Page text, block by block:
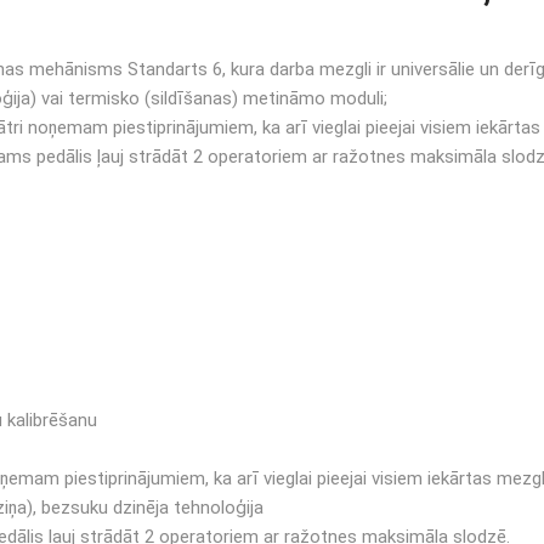
mehānisms Standarts 6, kura darba mezgli ir universālie un
vai termisko (sildīšanas) metināmo moduli;
noņemam piestiprinājumiem, ka arī vieglai pieejai visiem iekārtas
pedālis ļauj strādāt 2 operatoriem ar ražotnes maksimāla
piestiprinājumiem, ka arī vieglai pieejai visiem iekārtas
bezsuku dzinēja tehnoloģija
ļauj strādāt 2 operatoriem ar ražotnes maksimāla slodzē.